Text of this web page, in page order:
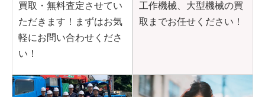
買取・無料査定させてい
ただきます！まずはお気
軽にお問い合わせくださ
い！
工作機械、大型機械の買
取までお任せください！